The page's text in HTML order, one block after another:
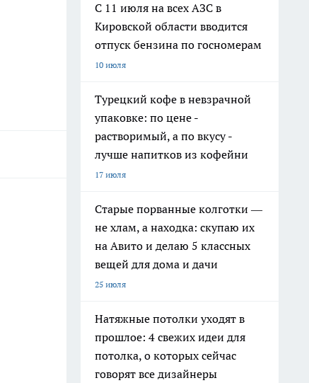
С 11 июля на всех АЗС в
Кировской области вводится
отпуск бензина по госномерам
10 июля
Турецкий кофе в невзрачной
упаковке: по цене -
растворимый, а по вкусу -
лучше напитков из кофейни
17 июля
Старые порванные колготки —
не хлам, а находка: скупаю их
на Авито и делаю 5 классных
вещей для дома и дачи
25 июля
Натяжные потолки уходят в
прошлое: 4 свежих идеи для
потолка, о которых сейчас
говорят все дизайнеры